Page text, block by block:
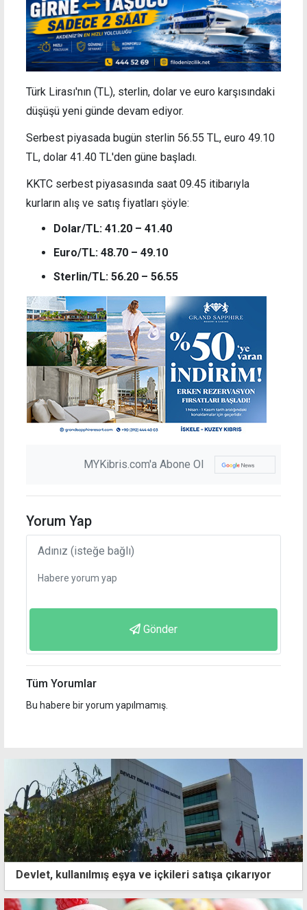
Türk Lirası'nın (TL), sterlin, dolar ve euro karşısındaki
düşüşü yeni günde devam ediyor.
Serbest piyasada bugün sterlin 56.55 TL, euro 49.10
TL, dolar 41.40 TL'den güne başladı.
KKTC serbest piyasasında saat 09.45 itibarıyla
kurların alış ve satış fiyatları şöyle:
Dolar/TL: 41.20 – 41.40
Euro/TL: 48.70 – 49.10
Sterlin/TL: 56.20 – 56.55
MYKibris.com'a Abone Ol
Yorum Yap
Gönder
Tüm Yorumlar
Bu habere bir yorum yapılmamış.
Devlet, kullanılmış eşya ve içkileri satışa çıkarıyor